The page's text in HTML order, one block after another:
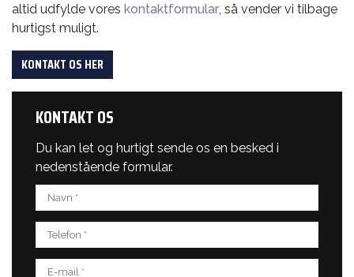
altid udfylde vores kontaktformular, så vender vi tilbage
hurtigst muligt.
KONTAKT OS HER
KONTAKT OS
Du kan let og hurtigt sende os en besked i
nedenstående formular.